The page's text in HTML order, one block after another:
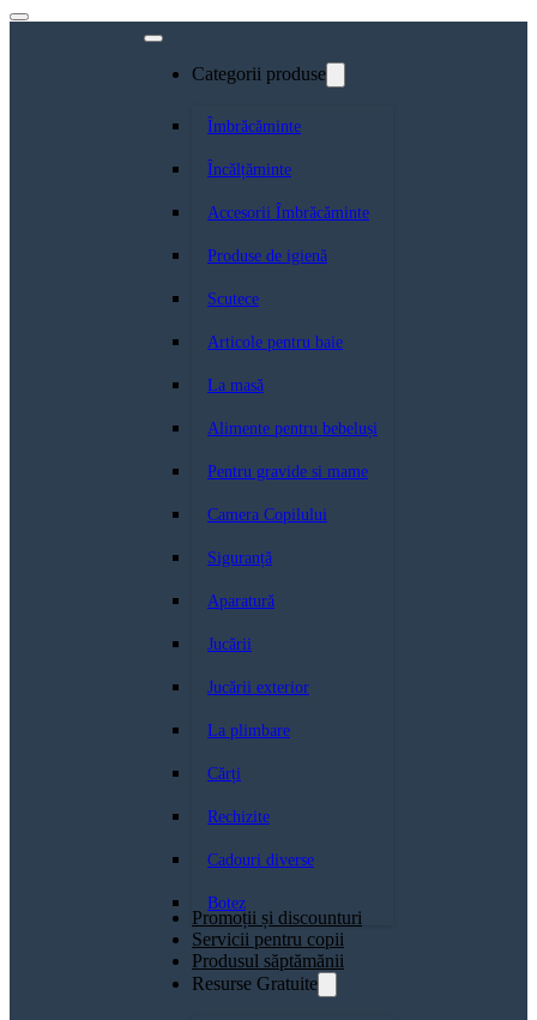
Categorii produse
Îmbrăcăminte
Încălțăminte
Accesorii Îmbrăcăminte
Produse de igienă
Scutece
Articole pentru baie
La masă
Alimente pentru bebeluși
Pentru gravide si mame
Camera Copilului
Siguranță
Aparatură
Jucării
Jucării exterior
La plimbare
Cărți
Rechizite
Cadouri diverse
Botez
Promoții și discounturi
Servicii pentru copii
Produsul săptămănii
Resurse Gratuite